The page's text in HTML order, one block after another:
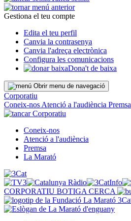
Gestiona el teu compte
Edita el teu perfil
Canvia la contrasenya
Canvia l'adreça electrònica
Configura les comunicacions
Dona't de baixa
Obrir menu de navegació
Corporatiu
Coneix-nos Atenció a l'audiència Premsa
Corporatiu
Coneix-nos
Atenció a l'audiència
Premsa
La Marató
CORPORATIU BOTIGA CERCA